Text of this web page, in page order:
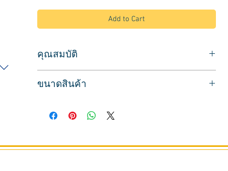
Add to Cart
คุณสมบัติ
แกนดัดผมไฟฟ้า เหมาะสำหรับใช้กับเครื่องดัดสปา
ขนาดสินค้า
มี 7 ขนาดให้เลือก